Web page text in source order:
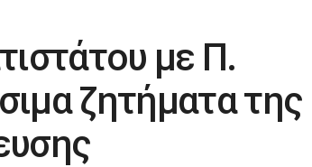
με Π.
ζητήματα της